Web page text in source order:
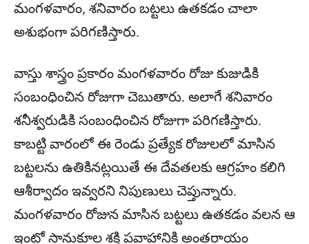
మంగళవారం, శనివారం బట్టలు ఉతకడం చాలా
అశుభంగా పరిగణిస్తారు.
వాస్తు శాస్త్రం ప్రకారం మంగళవారం రోజు కుజుడికి
సంబంధించిన రోజుగా చెబుతారు. అలాగే శనివారం
శనీశ్వరుడికి సంబంధించిన రోజుగా పరిగణిస్తారు.
కాబట్టి వారంలో ఈ రెండు ప్రత్యేక రోజులలో మాసిన
బట్టలను ఉతికినట్లయితే ఈ దేవతలకు ఆగ్రహం కలిగి
ఆశీర్వాదం ఇవ్వరని నిపుణులు చెప్తున్నారు.
మంగళవారం రోజున మాసిన బట్టలు ఉతకడం వలన ఆ
ఇంట్లో సానుకూల శక్తి ప్రవాహానికి అంతరాయం